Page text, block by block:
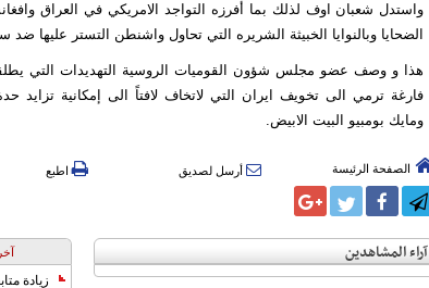
واستدل شعبان اوف لذلك بما أفرزه التواجد الامريكي في العراق
الضحايا وبالنوايا الخبيثة الشريره التي تحاول واشنطن التستر عليها
هذا و وصف عضو مجلس شؤون القوميات الروسية التهديدات التي
فارغة ترمي الى تخويف ايران التي لاتخاف لافتاً الى إمكانية
ومايك بومبيو البيت الابيض.
الصفحة الرئيسة أرسل لصديق اطبع
آراء المشاهدين
زيادة